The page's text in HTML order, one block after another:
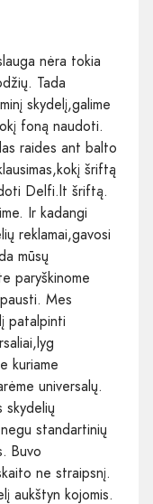
nėra tokia
Tada
skydelį,galime
foną naudoti.
raides ant balto
šriftą
Delfi.lt šriftą.
Ir kadangi
reklamai,gavosi
mūsų
paryškinome
Mes
patalpinti
kuriame
universalų.
standartinių
Buvo
ne straipsnį.
aukštyn kojomis.